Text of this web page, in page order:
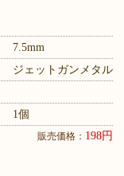
7.5mm
ジェットガンメタル
1個
販売価格： 198円